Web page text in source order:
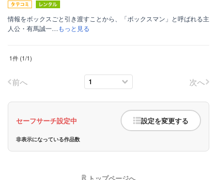
情報をボックスごと引き渡すことから、「ボックスマン」と呼ばれる主
人公・有馬誠一…もっと見る
1件 (1/1)
前へ 次へ
セーフサーチ設定中 設定を変更する
非表示になっている作品数
トップページへ